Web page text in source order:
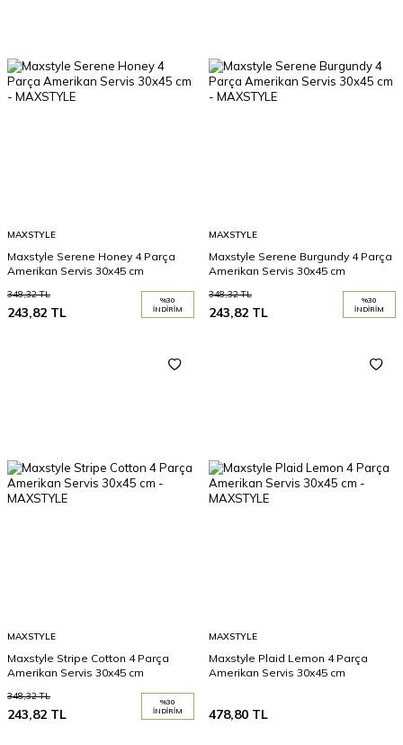
MAXSTYLE
Maxstyle Serene Honey 4 Parça
Amerikan Servis 30x45 cm
348,32TL
243,82 TL
%30
İNDIRIM
MAXSTYLE
Maxstyle Serene Burgundy 4 Parça
Amerikan Servis 30x45 cm
348,32TL
243,82 TL
%30
İNDIRIM
MAXSTYLE
Maxstyle Stripe Cotton 4 Parça
Amerikan Servis 30x45 cm
348,32TL
243,82 TL
%30
İNDIRIM
MAXSTYLE
Maxstyle Plaid Lemon 4 Parça
Amerikan Servis 30x45 cm
478,80 TL